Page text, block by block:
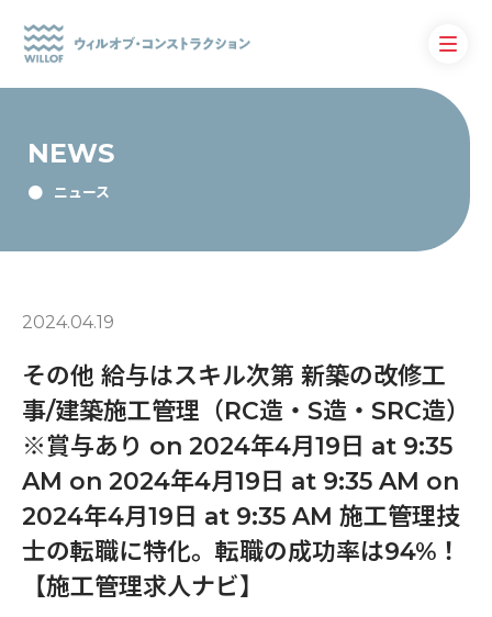
NEWS
ニュース
2024.04.19
その他 給与はスキル次第 新築の改修工
事/建築施工管理（RC造・S造・SRC造）
※賞与あり on 2024年4月19日 at 9:35
AM on 2024年4月19日 at 9:35 AM on
2024年4月19日 at 9:35 AM 施工管理技
士の転職に特化。転職の成功率は94%！
【施工管理求人ナビ】